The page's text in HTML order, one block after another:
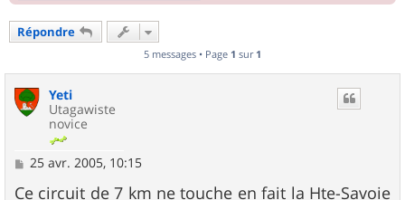
Répondre
5 messages • Page 1 sur 1
Yeti
Utagawiste
novice
M
s
25 avr. 2005, 10:15
Ce circuit de 7 km ne touche en fait la Hte-Savoie